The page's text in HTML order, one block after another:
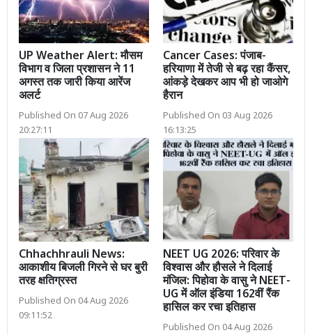
UP Weather Alert: मौसम
विभाग व जिला प्रशासन ने 11
अगस्त तक जारी किया आरेंज
अलर्ट
Published On 07 Aug 2026
20:27:11
Cancer Cases: पंजाब-
हरियाणा में तेजी से बढ़ रहा कैंसर,
आंकड़े देखकर आप भी हो जाओगे
हैरान
Published On 03 Aug 2026
16:13:25
Chhachhrauli News:
आकाशीय बिजली गिरने से घर बुरी
तरह क्षतिग्रस्त
Published On 04 Aug 2026
09:11:52
NEET UG 2026: परिवार के
विश्वास और हौसले ने दिलाई
मंजिल: पिहोवा के वासु ने NEET-
UG में ऑल इंडिया 162वीं रैंक
हासिल कर रचा इतिहास
Published On 04 Aug 2026